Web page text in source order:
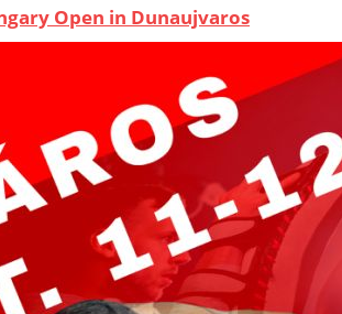
Open in Dunaujvaros
8. Juli 2026
for male and females in Hungary
European Cup
- 8. Juli 2026
for male and females in Austria
referee seminar
17. Mai 2026